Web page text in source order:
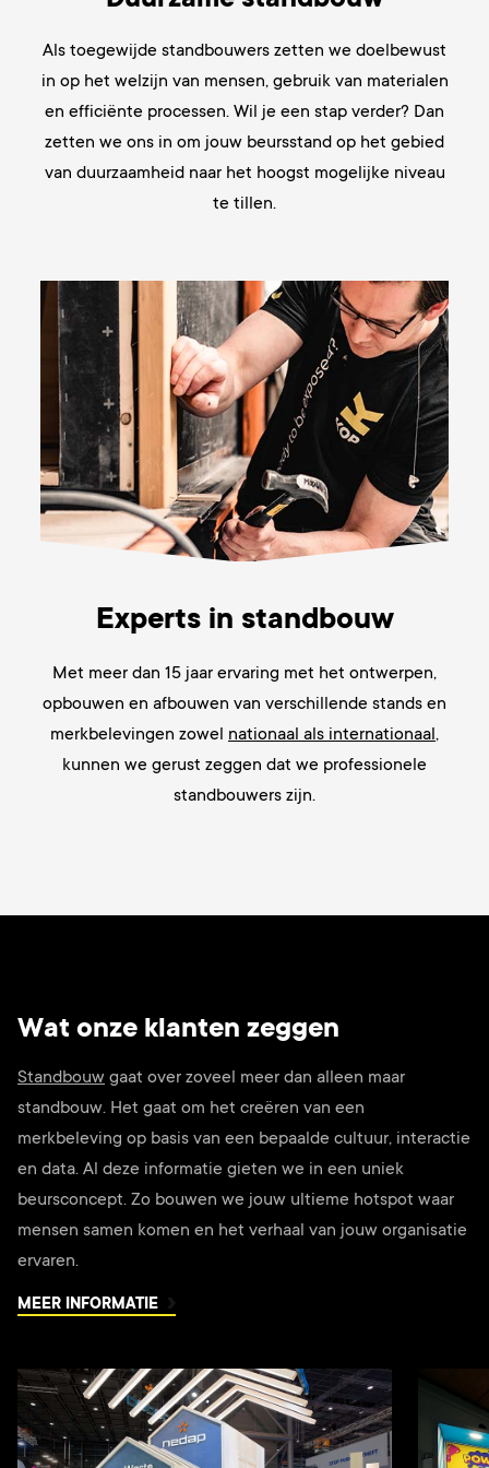
Als toegewijde standbouwers zetten we doelbewust
in op het welzijn van mensen, gebruik van materialen
en efficiënte processen. Wil je een stap verder? Dan
zetten we ons in om jouw beursstand op het gebied
van duurzaamheid naar het hoogst mogelijke niveau
te tillen.
Experts in standbouw
Met meer dan 15 jaar ervaring met het ontwerpen,
opbouwen en afbouwen van verschillende stands en
merkbelevingen zowel nationaal als internationaal ,
kunnen we gerust zeggen dat we professionele
standbouwers zijn.
Wat onze klanten zeggen
Standbouw gaat over zoveel meer dan alleen maar
standbouw. Het gaat om het creëren van een
merkbeleving op basis van een bepaalde cultuur, interactie
en data. Al deze informatie gieten we in een uniek
beursconcept. Zo bouwen we jouw ultieme hotspot waar
mensen samen komen en het verhaal van jouw organisatie
ervaren.
MEER INFORMATIE